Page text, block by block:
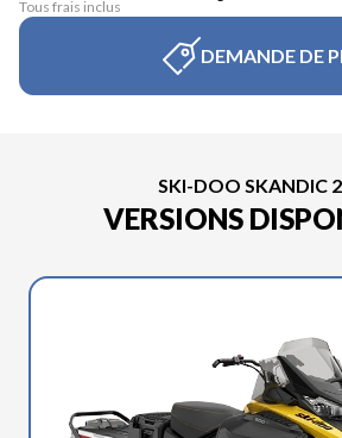
Tous frais inclus
DEMANDE DE
SKI-DOO SKANDIC
VERSIONS